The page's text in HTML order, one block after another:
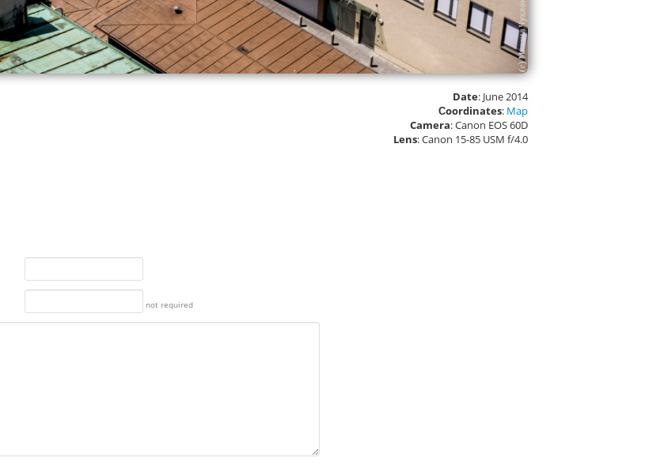
Date: June 2014
Сoordinates: Map
Camera: Canon EOS 60D
Lens: Canon 15-85 USM f/4.0
not required